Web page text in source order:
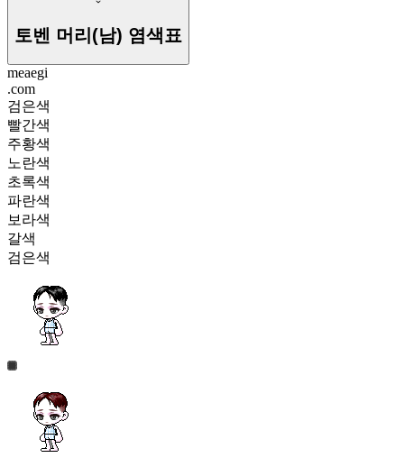
토벤 머리(남) 염색표
meaegi
.com
검은색
빨간색
주황색
노란색
초록색
파란색
보라색
갈색
검은색